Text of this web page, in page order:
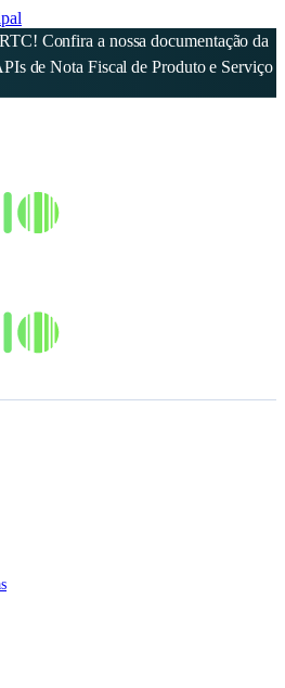
Confira a nossa documentação da
de Nota Fiscal de Produto e Serviço